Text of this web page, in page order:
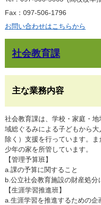
Fax：097-506-1796
お問い合わせはこちらから
社会教育課
主な業務内容
社会教育課は、学校・家庭・
域総ぐるみによる子どもから
除く）支援を行っています。
少年の家を所管しています。
【管理予算班】
a.課の予算に関すること
b.公立社会教育施設の財産処
【生涯学習推進班】
a.生涯学習を推進するための